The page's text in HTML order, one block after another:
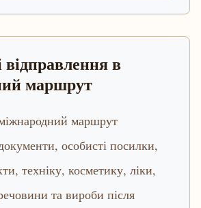
в
маршрут
маршрут
особисті посилки,
техніку, косметику, ліки,
та вироби після